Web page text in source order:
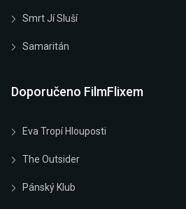
Smrt Jí Sluší
Samaritán
Doporučeno FilmFlixem
Eva Tropí Hlouposti
The Outsider
Pánský Klub